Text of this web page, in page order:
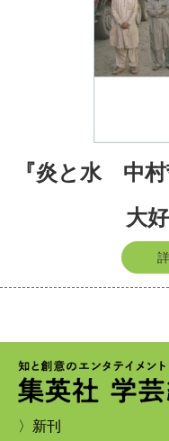
『炎と水 中
大
〉新刊